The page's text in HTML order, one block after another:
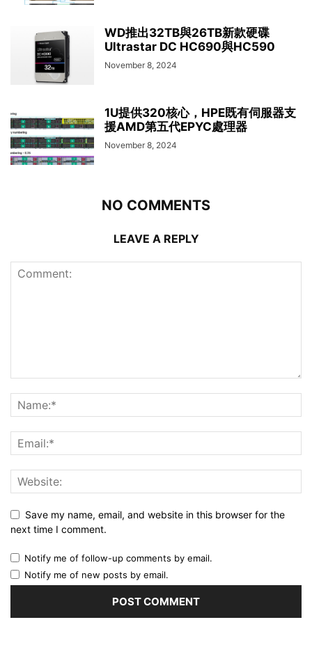
WD推出32TB與26TB新款硬碟
Ultrastar DC HC690與HC590
November 8, 2024
1U提供320核心，HPE既有伺服器支
援AMD第五代EPYC處理器
November 8, 2024
NO COMMENTS
LEAVE A REPLY
Save my name, email, and website in this browser for the
next time I comment.
Notify me of follow-up comments by email.
Notify me of new posts by email.